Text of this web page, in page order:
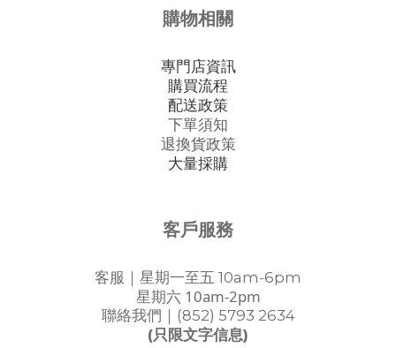
購物相關
專門店資訊
購買流程
配送政策
下單須知
退換貨政策
大量採購
客戶服務
客服｜星期一至五 10am-6pm
星期六 10am-2pm
聯絡我們｜(852) 5793 2634
(只限文字信息)